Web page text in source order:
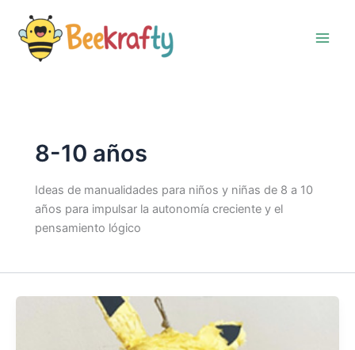
contenido
8-10 años
Ideas de manualidades para niños y niñas de 8 a 10
años para impulsar la autonomía creciente y el
pensamiento lógico